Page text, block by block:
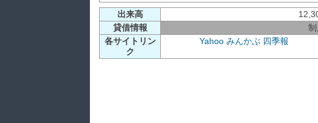
出来高
貸借情報
各サイトリン
ク
Yahoo みんかぶ 四季報